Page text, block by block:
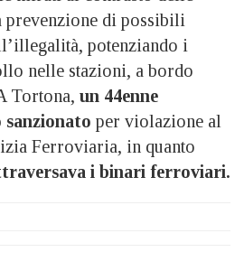
di possibili
potenziando i
nelle stazioni, a bordo
Tortona, un 44enne
sanzionato per violazione al
Ferroviaria, in quanto
i binari ferroviari.